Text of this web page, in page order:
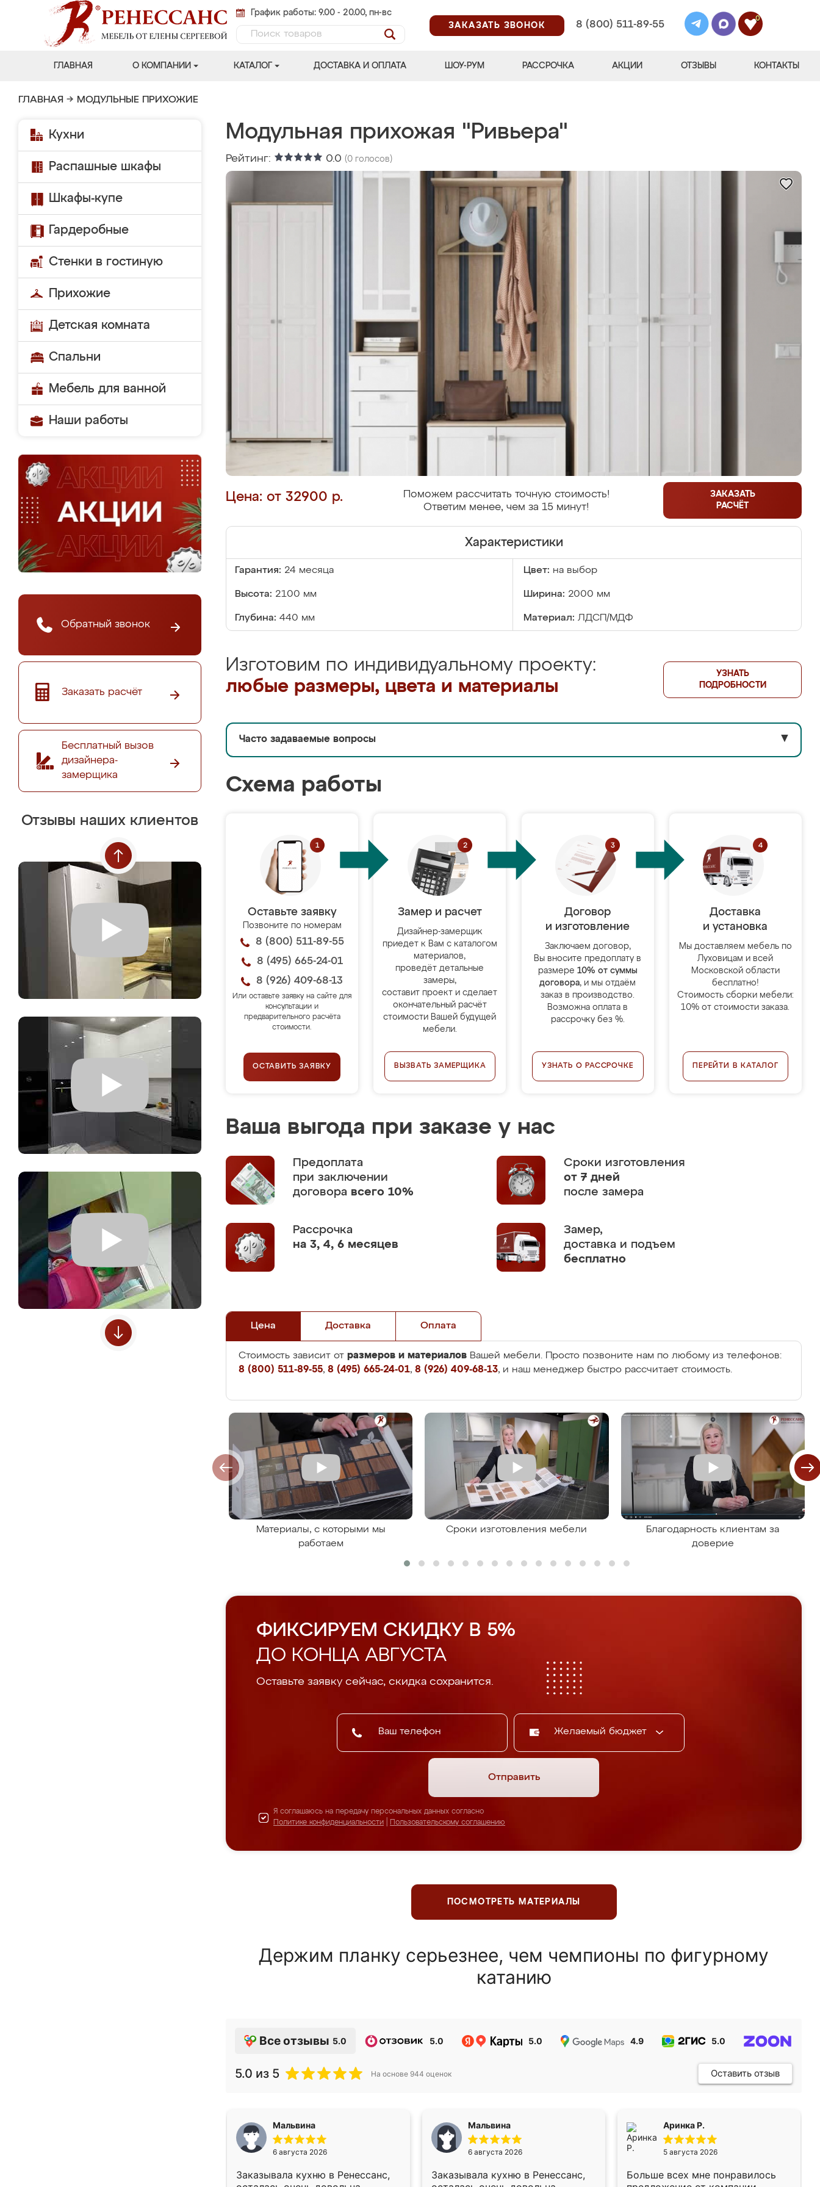
График работы: 9.00 - 20.00, пн-вс
ЗАКАЗАТЬ ЗВОНОК
8 (800) 511-89-55
0
ГЛАВНАЯ О КОМПАНИИ КАТАЛОГ ДОСТАВКА И ОПЛАТА ШОУ-РУМ РАССРОЧКА АКЦИИ ОТЗЫВЫ КОНТАКТЫ
ГЛАВНАЯ → МОДУЛЬНЫЕ ПРИХОЖИЕ
Кухни
Распашные шкафы
Шкафы-купе
Гардеробные
Стенки в гостиную
Прихожие
Детская комната
Спальни
Мебель для ванной
Наши работы
Обратный звонок
Заказать расчёт
Бесплатный вызов
дизайнера-
замерщика
Отзывы наших клиентов
Модульная прихожая "Ривьера"
Рейтинг: 0.0 (0 голосов)
Цена: от 32900 р.
Поможем рассчитать точную стоимость!
Ответим менее, чем за 15 минут!
ЗАКАЗАТЬ
РАСЧЁТ
Характеристики
Гарантия: 24 месяца Цвет: на выбор
Высота: 2100 мм Ширина: 2000 мм
Глубина: 440 мм Материал: ЛДСП/МДФ
Изготовим по индивидуальному проекту:
любые размеры, цвета и материалы
УЗНАТЬ
ПОДРОБНОСТИ
Часто задаваемые вопросы ▼
Схема работы
Оставьте заявку
Позвоните по номерам
8 (800) 511-89-55
8 (495) 665-24-01
8 (926) 409-68-13
Или оставьте заявку на сайте для
консультации и
предварительного расчёта
стоимости.
ОСТАВИТЬ ЗАЯВКУ
Замер и расчет
Дизайнер-замерщик
приедет к Вам с каталогом
материалов,
проведёт детальные
замеры,
составит проект и сделает
окончательный расчёт
стоимости Вашей будущей
мебели.
ВЫЗВАТЬ ЗАМЕРЩИКА
Договор
и изготовление
Заключаем договор,
Вы вносите предоплату в
размере 10% от суммы
договора, и мы отдаём
заказ в производство.
Возможна оплата в
рассрочку без %.
УЗНАТЬ О РАССРОЧКЕ
Доставка
и установка
Мы доставляем мебель по
Луховицам и всей
Московской области
бесплатно!
Стоимость сборки мебели:
10% от стоимости заказа.
ПЕРЕЙТИ В КАТАЛОГ
Ваша выгода при заказе у нас
Предоплата
при заключении
договора всего 10%
Сроки изготовления
от 7 дней
после замера
Рассрочка
на 3, 4, 6 месяцев
Замер,
доставка и подъем
бесплатно
Цена Доставка Оплата
Стоимость зависит от размеров и материалов Вашей мебели. Просто позвоните нам по любому из телефонов:
8 (800) 511-89-55, 8 (495) 665-24-01, 8 (926) 409-68-13, и наш менеджер быстро рассчитает стоимость.
Материалы, с которыми мы
работаем
Сроки изготовления мебели
Благодарность клиентам за
доверие
ФИКСИРУЕМ СКИДКУ В 5%
ДО КОНЦА АВГУСТА
Оставьте заявку сейчас, скидка сохранится.
Желаемый бюджет
Отправить
Я соглашаюсь на передачу персональных данных согласно
Политике конфиденциальности
Пользовательскому соглашению
ПОСМОТРЕТЬ МАТЕРИАЛЫ
Держим планку серьезнее, чем чемпионы по фигурному
катанию
Все отзывы 5.0 5.0 5.0 4.9 5.0
5.0 из 5 На основе 944 оценок Оставить отзыв
Мальвина
6 августа 2026
Заказывала кухню в Ренессанс,
Мальвина
6 августа 2026
Заказывала кухню в Ренессанс,
Аринка Р.
5 августа 2026
Больше всех мне понравилось